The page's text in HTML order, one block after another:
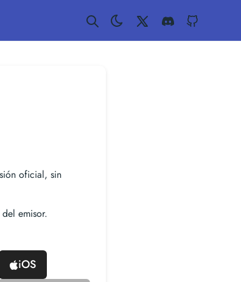
Twitter Discord
oficial, sin
emisor.
iOS